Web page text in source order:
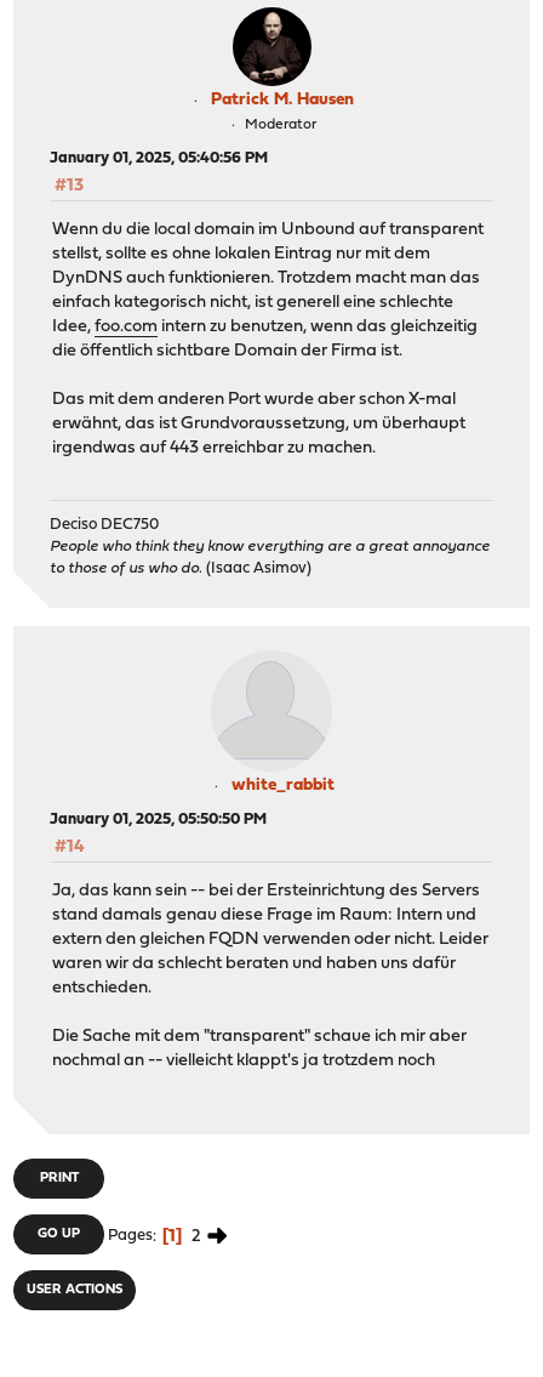
Patrick M. Hausen
Moderator
January 01, 2025, 05:40:56 PM
#13
Wenn du die local domain im Unbound auf transparent
stellst, sollte es ohne lokalen Eintrag nur mit dem
DynDNS auch funktionieren. Trotzdem macht man das
einfach kategorisch nicht, ist generell eine schlechte
Idee,foo.com intern zu benutzen, wenn das gleichzeitig
die öffentlich sichtbare Domain der Firma ist.
Das mit dem anderen Port wurde aber schon X-mal
erwähnt, das ist Grundvoraussetzung, um überhaupt
irgendwas auf 443 erreichbar zu machen.
Deciso DEC750
People who think they know everything are a great annoyance
to those of us who do. (Isaac Asimov)
white_rabbit
January 01, 2025, 05:50:50 PM
#14
Ja, das kann sein -- bei der Ersteinrichtung des Servers
stand damals genau diese Frage im Raum: Intern und
extern den gleichen FQDN verwenden oder nicht. Leider
waren wir da schlecht beraten und haben uns dafür
entschieden.
Die Sache mit dem "transparent" schaue ich mir aber
nochmal an -- vielleicht klappt's ja trotzdem noch
PRINT
GO UP Pages 1 2
USER ACTIONS